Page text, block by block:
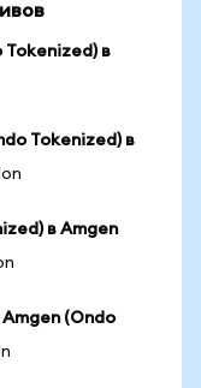
Tokenized) в
Tokenized) в
в Amgen
(Ondo